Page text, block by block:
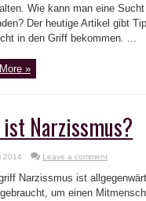
Wie kann man eine Sucht
Der heutige Artikel gibt
in den Griff bekommen. ...
»
ist Narzissmus?
2014 Leave a comment
Narzissmus ist
um einen